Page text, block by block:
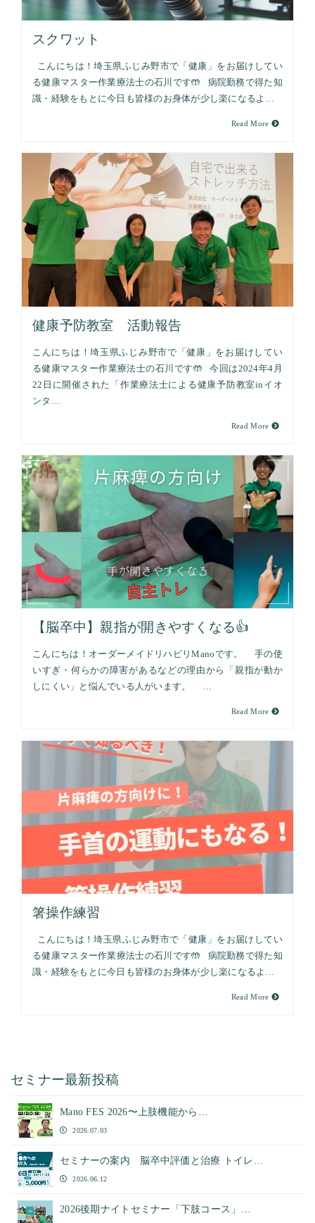
スクワット
こんにちは！埼玉県ふじみ野市で「健康」をお届けしてい
る健康マスター作業療法士の石川です🤲 病院勤務で得た知
識・経験をもとに今日も皆様のお身体が少し楽になるよ…
Read More
健康予防教室 活動報告
こんにちは！埼玉県ふじみ野市で「健康」をお届けしてい
る健康マスター作業療法士の石川です🤲 今回は2024年4月
22日に開催された「作業療法士による健康予防教室inイオ
ンタ…
Read More
【脳卒中】親指が開きやすくなる👍
こんにちは！オーダーメイドリハビリManoです。 手の使
いすぎ・何らかの障害があるなどの理由から「親指が動か
しにくい」と悩んでいる人がいます。 …
Read More
箸操作練習
こんにちは！埼玉県ふじみ野市で「健康」をお届けしてい
る健康マスター作業療法士の石川です🤲 病院勤務で得た知
識・経験をもとに今日も皆様のお身体が少し楽になるよ…
Read More
セミナー最新投稿
Mano FES 2026〜上肢機能から…
2026.07.03
セミナーの案内 脳卒中評価と治療 トイレ…
2026.06.12
2026後期ナイトセミナー「下肢コース」…